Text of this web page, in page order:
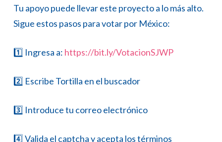
Tu apoyo puede llevar este proyecto a lo más alto.
Sigue estos pasos para votar por México:
1️⃣ Ingresa a: https://bit.ly/VotacionSJWP
2️⃣ Escribe Tortilla en el buscador
3️⃣ Introduce tu correo electrónico
4️⃣ Valida el captcha y acepta los términos